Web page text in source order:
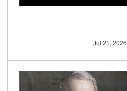
Jul 21, 2026